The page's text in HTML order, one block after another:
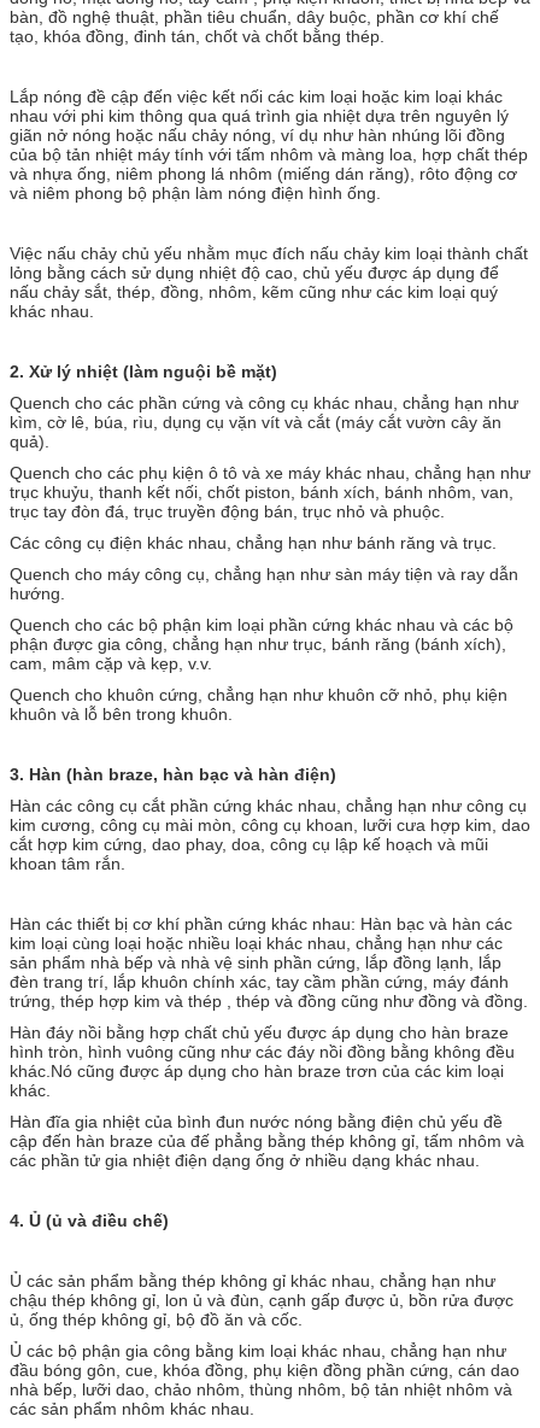
bàn, đồ nghệ thuật, phần tiêu chuẩn, dây buộc, phần cơ khí chế
tạo, khóa đồng, đinh tán, chốt và chốt bằng thép.
Lắp nóng đề cập đến việc kết nối các kim loại hoặc kim loại khác
nhau với phi kim thông qua quá trình gia nhiệt dựa trên nguyên lý
giãn nở nóng hoặc nấu chảy nóng, ví dụ như hàn nhúng lõi đồng
của bộ tản nhiệt máy tính với tấm nhôm và màng loa, hợp chất thép
và nhựa ống, niêm phong lá nhôm (miếng dán răng), rôto động cơ
và niêm phong bộ phận làm nóng điện hình ống.
Việc nấu chảy chủ yếu nhằm mục đích nấu chảy kim loại thành chất
lỏng bằng cách sử dụng nhiệt độ cao, chủ yếu được áp dụng để
nấu chảy sắt, thép, đồng, nhôm, kẽm cũng như các kim loại quý
khác nhau.
2. Xử lý nhiệt (làm nguội bề mặt)
Quench cho các phần cứng và công cụ khác nhau, chẳng hạn như
kìm, cờ lê, búa, rìu, dụng cụ vặn vít và cắt (máy cắt vườn cây ăn
quả).
Quench cho các phụ kiện ô tô và xe máy khác nhau, chẳng hạn như
trục khuỷu, thanh kết nối, chốt piston, bánh xích, bánh nhôm, van,
trục tay đòn đá, trục truyền động bán, trục nhỏ và phuộc.
Các công cụ điện khác nhau, chẳng hạn như bánh răng và trục.
Quench cho máy công cụ, chẳng hạn như sàn máy tiện và ray dẫn
hướng.
Quench cho các bộ phận kim loại phần cứng khác nhau và các bộ
phận được gia công, chẳng hạn như trục, bánh răng (bánh xích),
cam, mâm cặp và kẹp, v.v.
Quench cho khuôn cứng, chẳng hạn như khuôn cỡ nhỏ, phụ kiện
khuôn và lỗ bên trong khuôn.
3. Hàn (hàn braze, hàn bạc và hàn điện)
Hàn các công cụ cắt phần cứng khác nhau, chẳng hạn như công cụ
kim cương, công cụ mài mòn, công cụ khoan, lưỡi cưa hợp kim, dao
cắt hợp kim cứng, dao phay, doa, công cụ lập kế hoạch và mũi
khoan tâm rắn.
Hàn các thiết bị cơ khí phần cứng khác nhau: Hàn bạc và hàn các
kim loại cùng loại hoặc nhiều loại khác nhau, chẳng hạn như các
sản phẩm nhà bếp và nhà vệ sinh phần cứng, lắp đồng lạnh, lắp
đèn trang trí, lắp khuôn chính xác, tay cầm phần cứng, máy đánh
trứng, thép hợp kim và thép , thép và đồng cũng như đồng và đồng.
Hàn đáy nồi bằng hợp chất chủ yếu được áp dụng cho hàn braze
hình tròn, hình vuông cũng như các đáy nồi đồng bằng không đều
khác.Nó cũng được áp dụng cho hàn braze trơn của các kim loại
khác.
Hàn đĩa gia nhiệt của bình đun nước nóng bằng điện chủ yếu đề
cập đến hàn braze của đế phẳng bằng thép không gỉ, tấm nhôm và
các phần tử gia nhiệt điện dạng ống ở nhiều dạng khác nhau.
4. Ủ (ủ và điều chế)
Ủ các sản phẩm bằng thép không gỉ khác nhau, chẳng hạn như
chậu thép không gỉ, lon ủ và đùn, cạnh gấp được ủ, bồn rửa được
ủ, ống thép không gỉ, bộ đồ ăn và cốc.
Ủ các bộ phận gia công bằng kim loại khác nhau, chẳng hạn như
đầu bóng gôn, cue, khóa đồng, phụ kiện đồng phần cứng, cán dao
nhà bếp, lưỡi dao, chảo nhôm, thùng nhôm, bộ tản nhiệt nhôm và
các sản phẩm nhôm khác nhau.